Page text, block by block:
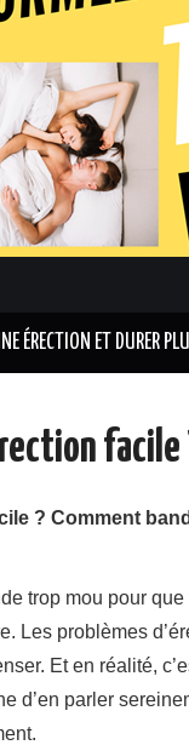
ÉRECTION ET DURER
facile
? Comment
trop mou pour
Les problèmes
Et en réalité,
d’en parler